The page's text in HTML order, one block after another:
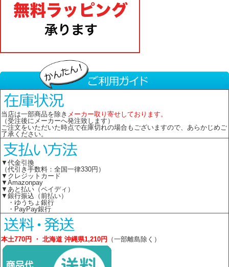
当店は一部商品を除き メーカー取り寄せしております。
（受注後にメーカーへ発注致します）
ご注文をいただいた時点で在庫切れの場合もございますので、あらかじめご
了承ください。
▼代金引換
（代引き手数料：全国一律330円）
▼クレジットカード
▼Amazonpay
▼あと払い（ペイディ）
▼銀行振込（前払い）
・ゆうちょ銀行
・PayPay銀行
本土770円 ・ 北海道 沖縄県1,210円 （一部離島除く）